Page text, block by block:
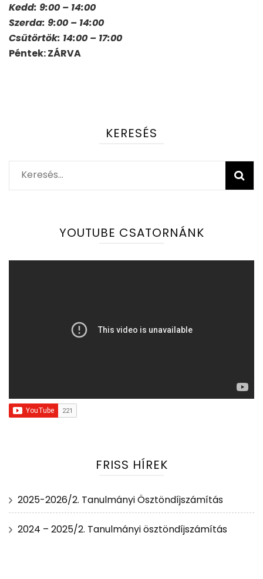
Kedd: 9:00 – 14:00
Szerda: 9:00 – 14:00
Csütörtök: 14:00 – 17:00
Péntek: ZÁRVA
KERESÉS
Keresés:
YOUTUBE CSATORNÁNK
FRISS HÍREK
2025-2026/2. Tanulmányi Ösztöndíjszámítás
2024 – 2025/2. Tanulmányi ösztöndíjszámítás